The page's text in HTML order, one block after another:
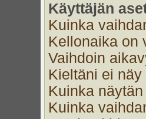
Käyttäjän
Kuinka
Kellonaika on
Vaihdoin
Kieltäni ei
Kuinka
Kuinka